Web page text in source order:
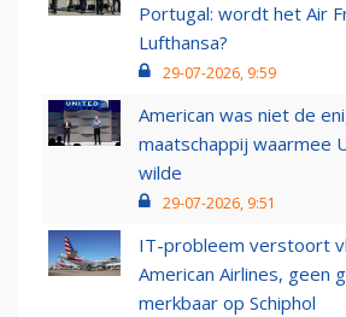
Portugal: wordt het Air
Lufthansa?
29-07-2026, 9:59
American was niet de
maatschappij waarmee
wilde
29-07-2026, 9:51
IT-probleem verstoort
American Airlines, geen
merkbaar op Schiphol